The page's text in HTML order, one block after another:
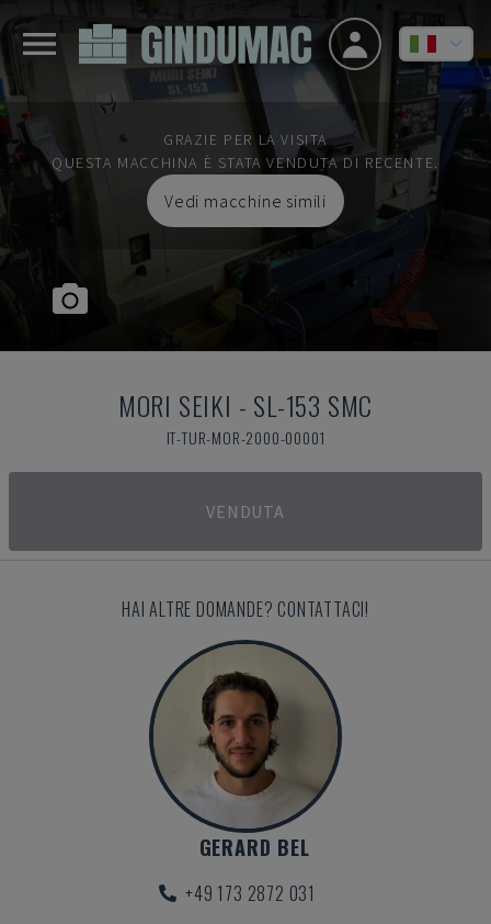
GRAZIE PER LA VISITA
QUESTA MACCHINA È STATA VENDUTA DI RECENTE.
Vedi macchine simili
MORI SEIKI - SL-153 SMC
IT-TUR-MOR-2000-00001
VENDUTA
HAI ALTRE DOMANDE? CONTATTACI!
GERARD BEL
+49 173 2872 031